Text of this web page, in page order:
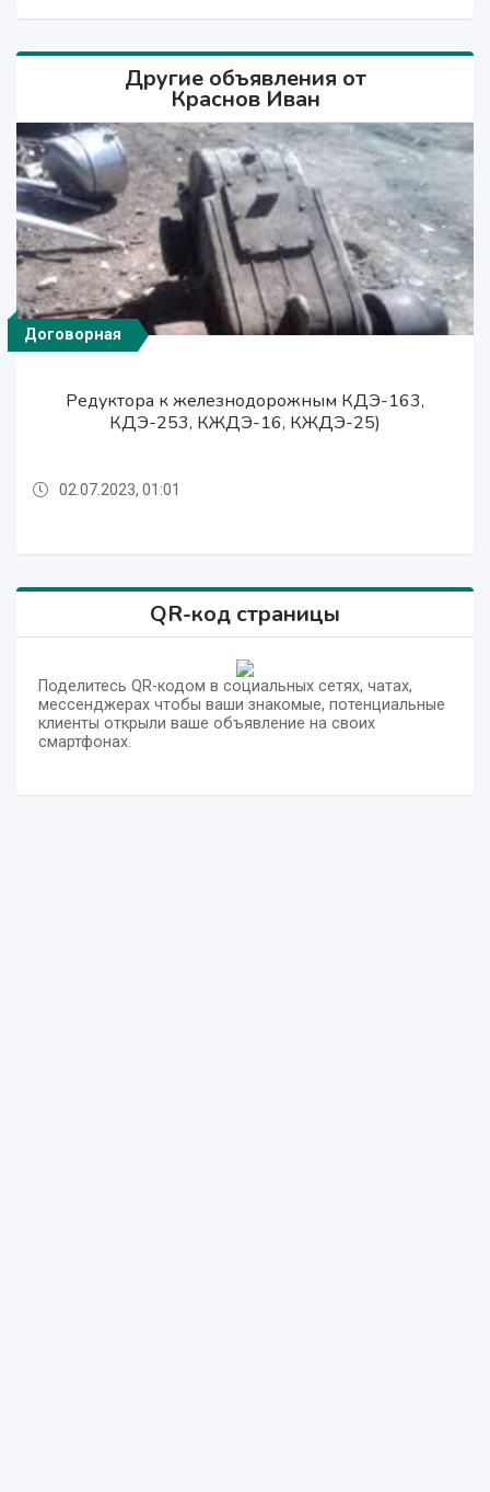
Другие объявления от
Краснов Иван
Договорная
Редуктора к железнодорожным КДЭ-163,
КДЭ-253, КЖДЭ-16, КЖДЭ-25)
Договорная
Редуктора к железнодорожным КДЭ-163,
КДЭ-253, КЖДЭ-16, КЖДЭ-25)
Договорная
Редуктора к железнодорожным КДЭ-163,
КДЭ-253, КЖДЭ-16, КЖДЭ-25)
02.07.2023, 01:01
QR-код страницы
Поделитесь QR-кодом в социальных сетях, чатах,
мессенджерах чтобы ваши знакомые, потенциальные
клиенты открыли ваше объявление на своих
смартфонах.